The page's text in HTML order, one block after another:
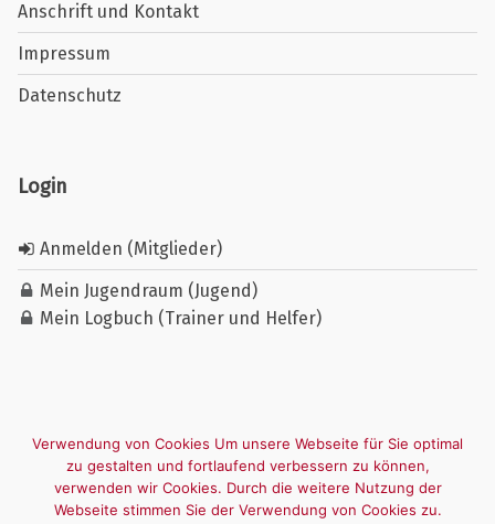
Anschrift und Kontakt
Impressum
Datenschutz
Login
Anmelden (Mitglieder)
Mein Jugendraum (Jugend)
Mein Logbuch (Trainer und Helfer)
Verwendung von Cookies Um unsere Webseite für Sie optimal
zu gestalten und fortlaufend verbessern zu können,
verwenden wir Cookies. Durch die weitere Nutzung der
Webseite stimmen Sie der Verwendung von Cookies zu.